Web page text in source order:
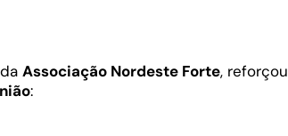
Associação Nordeste Forte, reforçou
: